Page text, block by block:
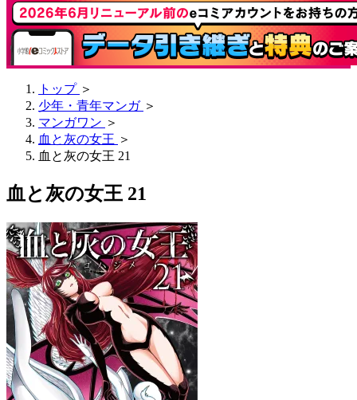
トップ ＞
少年・青年マンガ ＞
マンガワン ＞
血と灰の女王 ＞
血と灰の女王 21
血と灰の女王 21